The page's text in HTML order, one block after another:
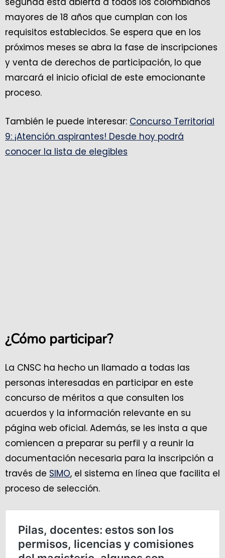
mayores de 18 años que cumplan con los
requisitos establecidos. Se espera que en los
próximos meses se abra la fase de inscripciones
y venta de derechos de participación, lo que
marcará el inicio oficial de este emocionante
proceso.
También le puede interesar: Concurso Territorial
9: ¡Atención aspirantes! Desde hoy podrá
conocer la lista de elegibles
¿Cómo participar?
La CNSC ha hecho un llamado a todas las
personas interesadas en participar en este
concurso de méritos a que consulten los
acuerdos y la información relevante en su
página web oficial. Además, se les insta a que
comiencen a preparar su perfil y a reunir la
documentación necesaria para la inscripción a
través de SIMO, el sistema en línea que facilita el
proceso de selección.